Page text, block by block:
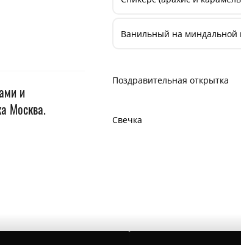
Ванильный на миндальной
Поздравительная открытка
Свечка
и
Москва.